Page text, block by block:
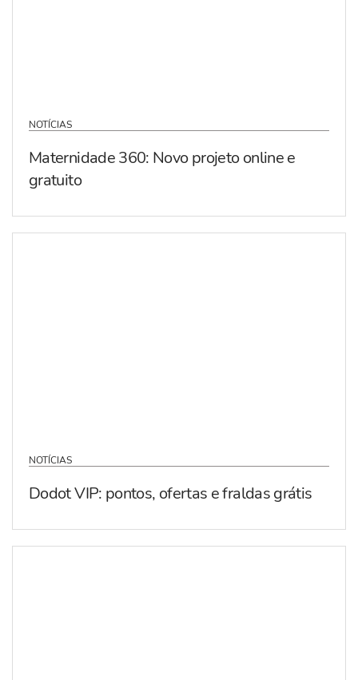
NOTÍCIAS
Maternidade 360: Novo projeto online e
gratuito
NOTÍCIAS
Dodot VIP: pontos, ofertas e fraldas grátis